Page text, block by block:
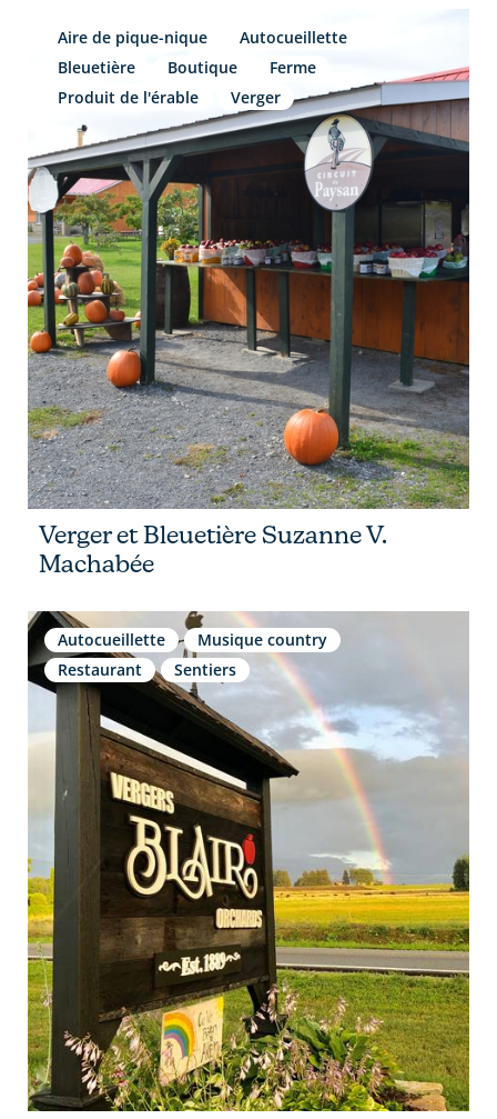
Aire de pique-nique
Autocueillette
Bleuetière
Boutique
Ferme
Produit de l'érable
Verger
Verger et Bleuetière Suzanne V.
Machabée
Autocueillette
Musique country
Restaurant
Sentiers